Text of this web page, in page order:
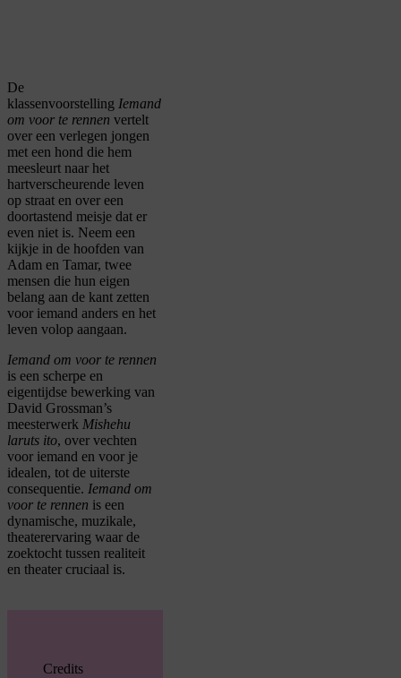
De
klassenvoorstelling Iemand
om voor te rennen vertelt
over een verlegen jongen
met een hond die hem
meesleurt naar het
hartverscheurende leven
op straat en over een
doortastend meisje dat er
even niet is. Neem een
kijkje in de hoofden van
Adam en Tamar, twee
mensen die hun eigen
belang aan de kant zetten
voor iemand anders en het
leven volop aangaan.
Iemand om voor te rennen
is een scherpe en
eigentijdse bewerking van
David Grossman’s
meesterwerk Mishehu
laruts ito, over vechten
voor iemand en voor je
idealen, tot de uiterste
consequentie. Iemand om
voor te rennen is een
dynamische, muzikale,
theaterervaring waar de
zoektocht tussen realiteit
en theater cruciaal is.
Credits